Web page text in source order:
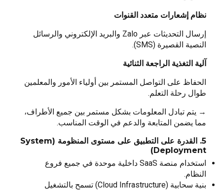
نظام إشعارات متعدد القنوات
إرسال التحديثات عبر Zalo والبريد الإلكتروني والرسائل
النصية القصيرة (SMS).
آلية التغذية الراجعة الثنائية
الحفاظ على التواصل المستمر بين أولياء الأمور والمعلمين
طوال رحلة التعلم.
→ يتم تبادل المعلومات بشكل مستمر بين جميع الأطراف،
مما يضمن المتابعة والدعم في الوقت المناسب.
5. القدرة على التطبيق على مستوى المنظومة (System
Deployment)
استخدام منصة SaaS داخلية موحدة في جميع فروع
النظام.
بنية سحابية (Cloud Infrastructure) تسمح بالتشغيل